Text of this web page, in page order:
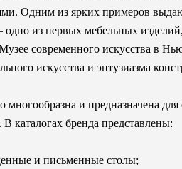
Одним из ярких примеров
одно из первых мебельных
современного искусства в
искусства и энтузиазма
и предназначена
каталогах бренда представлены:
и письменные столы;